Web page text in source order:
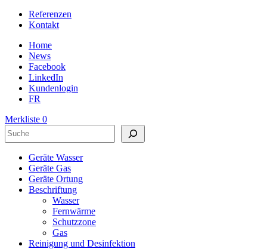
Referenzen
Kontakt
Home
News
Facebook
LinkedIn
Kundenlogin
FR
Merkliste 0
Suchen
Geräte Wasser
Geräte Gas
Geräte Ortung
Beschriftung
Wasser
Fernwärme
Schutzzone
Gas
Reinigung und Desinfektion